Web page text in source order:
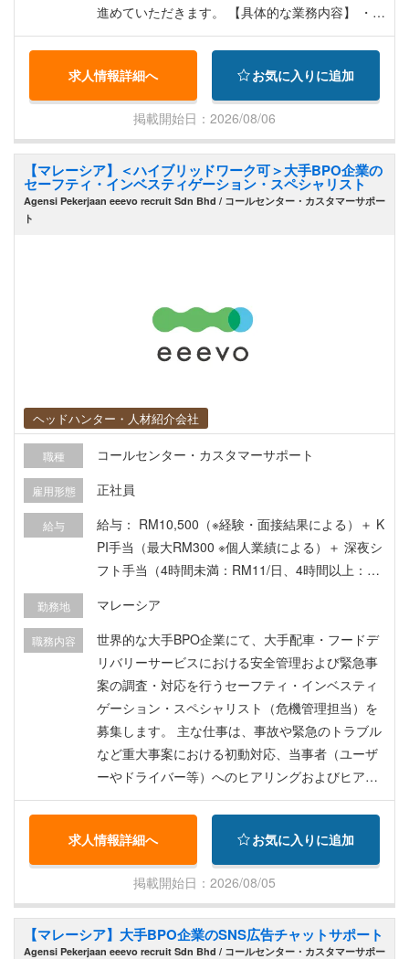
進めていただきます。 【具体的な業務内容】 ・見
積書、輸出入申告書など海外引越にかかわる各種
書類の作成と申請業務 ・顧客からの問い合わせ対
応（電話・メール・対面） ・関連会社や下請け業
者との連携 ・引越当日の作業立ち合いおよび現場
での進行管理 ・引っ越し後のアフターフォロー ・
上記業務に付随する事務作業および進捗管理等
求人情報詳細へ お気に入りに追加
掲載開始日：2026/08/06
【マレーシア】＜ハイブリッドワーク可＞大手BPO企業の
セーフティ・インベスティゲーション・スペシャリスト
Agensi Pekerjaan eeevo recruit Sdn Bhd / コールセンター・カスタマーサポー
ト
ヘッドハンター・人材紹介会社
職種 コールセンター・カスタマーサポート
雇用形態 正社員
給与
給与： RM10,500（※経験・面接結果による）＋ K
PI手当（最大RM300 ※個人業績による）＋ 深夜シ
フト手当（4時間未満：RM11/日、4時間以上：R
性あり ・VISA 取得のサポート ・日本からマレー
シアへの渡航費用(航空券) ・マレーシア到着後、2
週間のホテル滞在 会社から徒歩5-8分程度 ・Medi
cal Leave (病気休暇)8日 ・AV Leave(有給 or バケ
ーション休暇)19日 ・入院休暇 87日 ・保険加入 A
IA insurance ※外来規定(入院については別途保険
あり) ・一回診療の保証上限額RM300 ・個人負担
額一律RM25 (オンライン診療の場合RM0) ・一年
間の最大保証額RM2,000
勤務地 マレーシア
職務内容
世界的な大手BPO企業にて、大手配車・フードデ
リバリーサービスにおける安全管理および緊急事
案の調査・対応を行うセーフティ・インベスティ
ゲーション・スペシャリスト（危機管理担当）を
募集します。 主な仕事は、事故や緊急のトラブル
など重大事案における初動対応、当事者（ユーザ
ーやドライバー等）へのヒアリングおよびヒアリ
ング内容の正確な記録・分析です。ガイドライン
に基づき迅速かつ的確に状況判断を行い、必要に
応じて専門チームへエスカレーションを行いま
す。試用期間終了後はオフィス出社と在宅勤務を
組み合わせたハイブリッドワークが可能です。 具
体的には以下となります。 セーフティチームのス
ペシャリストとして、配車・デリバリーサービス
求人情報詳細へ お気に入りに追加
掲載開始日：2026/08/05
【マレーシア】大手BPO企業のSNS広告チャットサポート
Agensi Pekerjaan eeevo recruit Sdn Bhd / コールセンター・カスタマーサポー